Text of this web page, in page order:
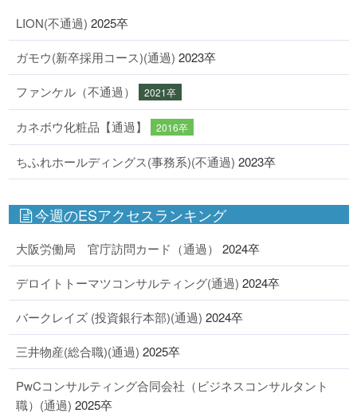
LION(不通過) 2025卒
ガモウ(新卒採用コース)(通過) 2023卒
ファンケル（不通過） 2021卒
カネボウ化粧品【通過】 2016卒
ちふれホールディングス(事務系)(不通過) 2023卒
今週のESアクセスランキング
大阪労働局 官庁訪問カード（通過） 2024卒
デロイトトーマツコンサルティング(通過) 2024卒
バークレイズ (投資銀行本部)(通過) 2024卒
三井物産(総合職)(通過) 2025卒
PwCコンサルティング合同会社（ビジネスコンサルタント
職）(通過) 2025卒